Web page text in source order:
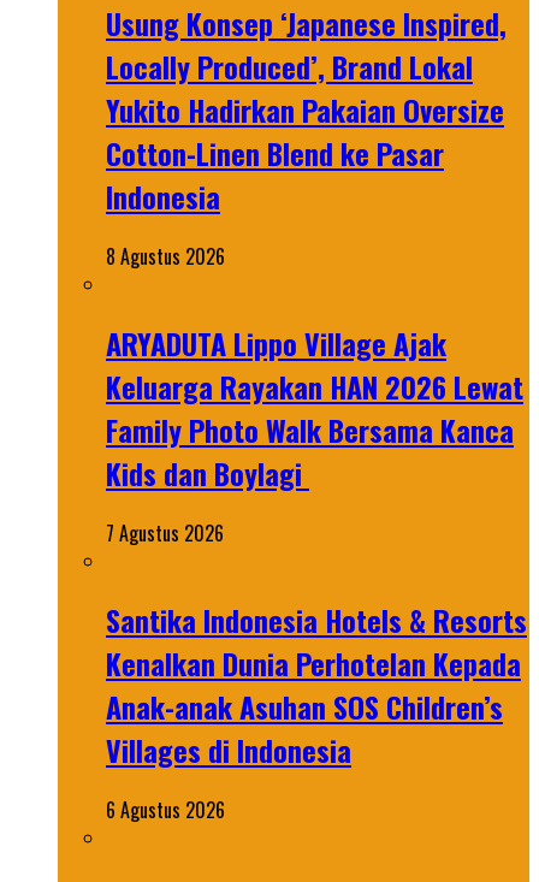
Usung Konsep ‘Japanese Inspired,
Locally Produced’, Brand Lokal
Yukito Hadirkan Pakaian Oversize
Cotton-Linen Blend ke Pasar
Indonesia
8 Agustus 2026
ARYADUTA Lippo Village Ajak
Keluarga Rayakan HAN 2026 Lewat
Family Photo Walk Bersama Kanca
Kids dan Boylagi
7 Agustus 2026
Santika Indonesia Hotels & Resorts
Kenalkan Dunia Perhotelan Kepada
Anak-anak Asuhan SOS Children’s
Villages di Indonesia
6 Agustus 2026